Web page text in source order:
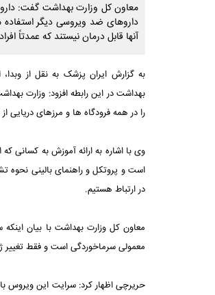
معاون کل وزارت بهداشت گفت:
داروهای ضد ویروسی دیگر
آنها قابل درمان نیستند که عمدتاً افراد بالای 70 تا 80
به گزارش ایران پزشک به نقل از
بهداشت در این رابطه افزود: وزارت
را در همه فرودگاه ها و مرزهای دریایی
وی با اشاره به ارائه آموزش به
است و پروتکل و راهنمای بالینی نحوه
در ارتباط هستیم.
معاون کل وزارت بهداشت با بیان اینکه
معمولی سرماخوردگی است و فقط
حریرچی اظهار کرد: سرایت این ویروس